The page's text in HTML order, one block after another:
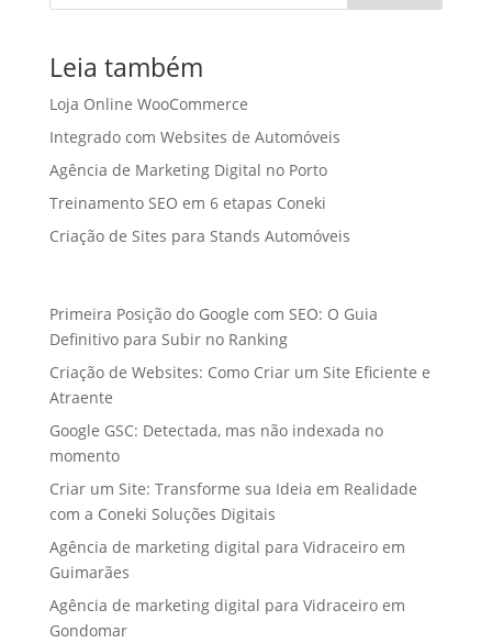
Leia também
Loja Online WooCommerce
Integrado com Websites de Automóveis
Agência de Marketing Digital no Porto
Treinamento SEO em 6 etapas Coneki
Criação de Sites para Stands Automóveis
Primeira Posição do Google com SEO: O Guia
Definitivo para Subir no Ranking
Criação de Websites: Como Criar um Site Eficiente e
Atraente
Google GSC: Detectada, mas não indexada no
momento
Criar um Site: Transforme sua Ideia em Realidade
com a Coneki Soluções Digitais
Agência de marketing digital para Vidraceiro em
Guimarães
Agência de marketing digital para Vidraceiro em
Gondomar